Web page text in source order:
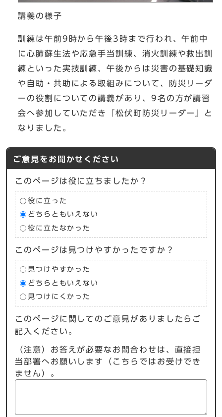
講義の様子
訓練は午前9時から午後3時まで行われ、午前中
に心肺蘇生法や応急手当訓練、消火訓練や救出訓
練といった実技訓練、午後からは災害の基礎知識
や自助・共助による取組みについて、防災リーダ
ーの役割についての講義があり、9名の方が講習
会へ参加していただき『松伏町防災リーダー』と
なりました。
ご意見をお聞かせください
このページは役に立ちましたか？
役に立った
どちらともいえない
役に立たなかった
このページは見つけやすかったですか？
見つけやすかった
どちらともいえない
見つけにくかった
このページに関してのご意見がありましたらご
記入ください。
（注意）お答えが必要なお問合わせは、直接担
当部署へお願いします（こちらではお受けでき
ません）。